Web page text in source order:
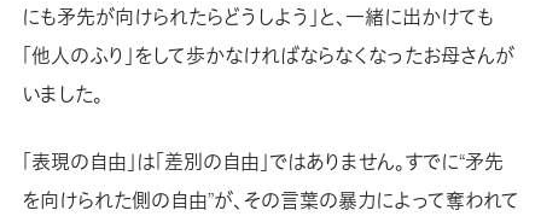
にも矛先が向けられたらどうしよう」と、一緒に出かけても
「他人のふり」をして歩かなければならなくなったお母さんが
いました。
「表現の自由」は「差別の自由」ではありません。すでに“矛先
を向けられた側の自由”が、その言葉の暴力によって奪われて